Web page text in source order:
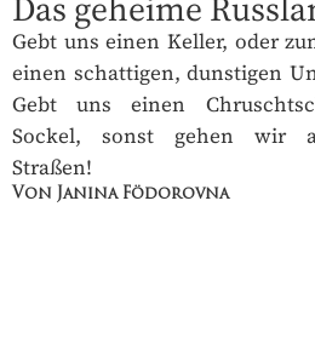
Gebt uns einen Keller, oder
einen schattigen, dunstigen
Gebt uns einen
Sockel, sonst gehen wir
Straßen!
Von Janina Födorovna